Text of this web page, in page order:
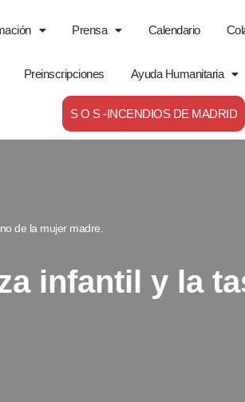
Prensa Calendario
Preinscripciones Ayuda Humanitaria
S O S -INCENDIOS DE MADRID
de la mujer madre.
infantil y la